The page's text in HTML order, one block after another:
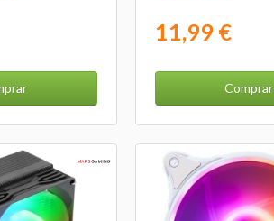
11,99 €
Comprar